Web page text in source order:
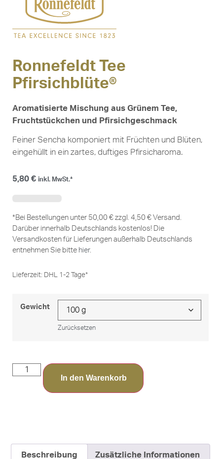
Ronnefeldt Tee
Pfirsichblüte®
Aromatisierte Mischung aus Grünem Tee,
Fruchtstückchen und Pfirsichgeschmack
Feiner Sencha komponiert mit Früchten und Blüten,
eingehüllt in ein zartes, duftiges Pfirsicharoma.
5,80 € inkl. MwSt.*
*Bei Bestellungen unter 50,00 € zzgl. 4,50 € Versand.
Darüber innerhalb Deutschlands kostenlos! Die
Versandkosten für Lieferungen außerhalb Deutschlands
entnehmen Sie bitte hier.
Lieferzeit: DHL 1-2 Tage*
Gewicht
Zurücksetzen
In den Warenkorb
Beschreibung Zusätzliche Informationen